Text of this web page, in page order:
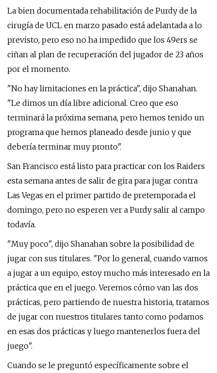
La bien documentada rehabilitación de Purdy de la
cirugía de UCL en marzo pasado está adelantada a lo
previsto, pero eso no ha impedido que los 49ers se
ciñan al plan de recuperación del jugador de 23 años
por el momento.
"No hay limitaciones en la práctica", dijo Shanahan.
"Le dimos un día libre adicional. Creo que eso
terminará la próxima semana, pero hemos tenido un
programa que hemos planeado desde junio y que
debería terminar muy pronto".
San Francisco está listo para practicar con los Raiders
esta semana antes de salir de gira para jugar contra
Las Vegas en el primer partido de pretemporada el
domingo, pero no esperen ver a Purdy salir al campo
todavía.
"Muy poco", dijo Shanahan sobre la posibilidad de
jugar con sus titulares. "Por lo general, cuando vamos
a jugar a un equipo, estoy mucho más interesado en la
práctica que en el juego. Veremos cómo van las dos
prácticas, pero partiendo de nuestra historia, tratamos
de jugar con nuestros titulares tanto como podamos
en esas dos prácticas y luego mantenerlos fuera del
juego".
Cuando se le preguntó específicamente sobre el